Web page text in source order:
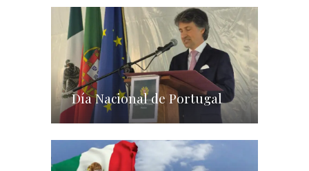
Día Nacional de Portugal